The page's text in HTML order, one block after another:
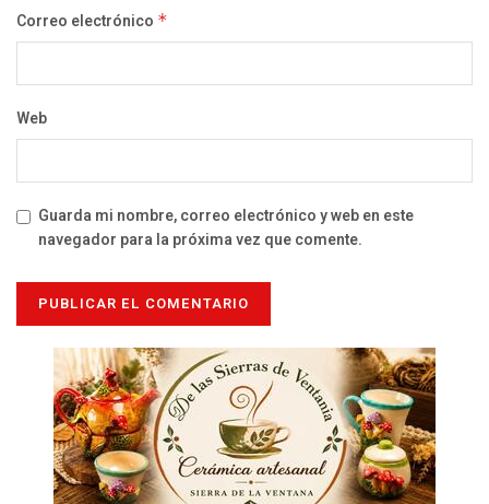
Correo electrónico *
Web
Guarda mi nombre, correo electrónico y web en este
navegador para la próxima vez que comente.